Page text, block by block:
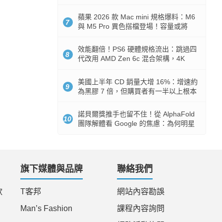
7
蘋果 2026 款 Mac mini 規格爆料：M6
與 M5 Pro 異色搭檔登場！容量或將
8
效能翻倍！PS6 硬體規格流出：跳過四
代改用 AMD Zen 6c 混合架構，4K
9
美國上半年 CD 銷量大增 16%：增速約
為黑膠 7 倍，但購買者有一半以上根本
10
諾貝爾獎推手也留不住！從 AlphaFold
團隊解體看 Google 的焦慮：為何明星
旗下媒體與品牌
T客邦
Man’s Fashion
聯絡我們
網站內容勘誤
課程內容詢問